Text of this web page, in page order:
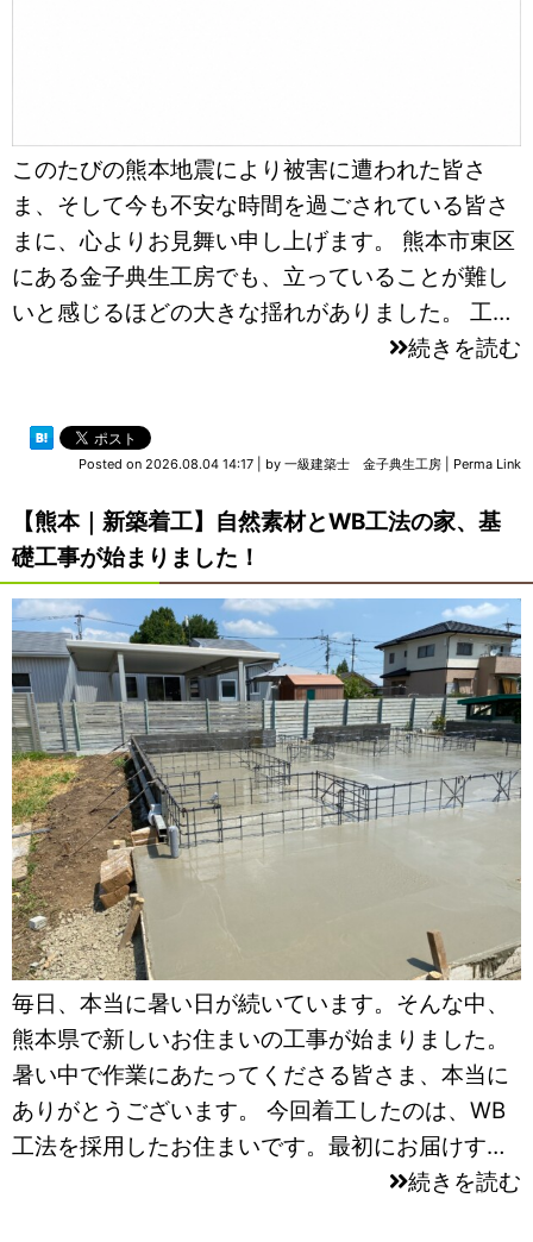
このたびの熊本地震により被害に遭われた皆さ
ま、そして今も不安な時間を過ごされている皆さ
まに、心よりお見舞い申し上げます。 熊本市東区
にある金子典生工房でも、立っていることが難し
いと感じるほどの大きな揺れがありました。 工…
続きを読む
Posted on 2026.08.04 14:17 by 一級建築士 金子典生工房 Perma Link
【熊本｜新築着工】自然素材とWB工法の家、基
礎工事が始まりました！
毎日、本当に暑い日が続いています。そんな中、
熊本県で新しいお住まいの工事が始まりました。
暑い中で作業にあたってくださる皆さま、本当に
ありがとうございます。 今回着工したのは、WB
工法を採用したお住まいです。最初にお届けす…
続きを読む